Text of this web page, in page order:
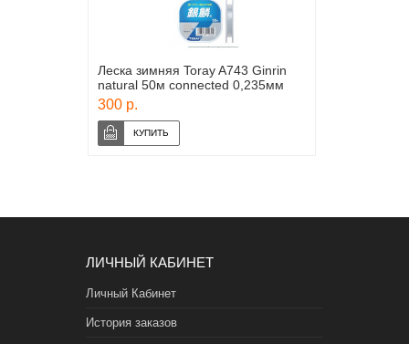
Леска зимняя Toray A743 Ginrin
natural 50м connected 0,235мм
300 р.
ЛИЧНЫЙ КАБИНЕТ
Личный Кабинет
История заказов